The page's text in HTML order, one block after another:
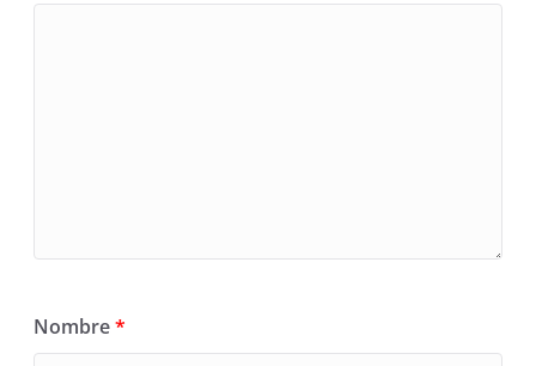
Nombre*